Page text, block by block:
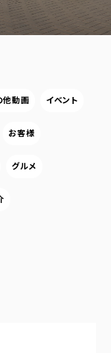
他動画 イベント
お客様
グルメ